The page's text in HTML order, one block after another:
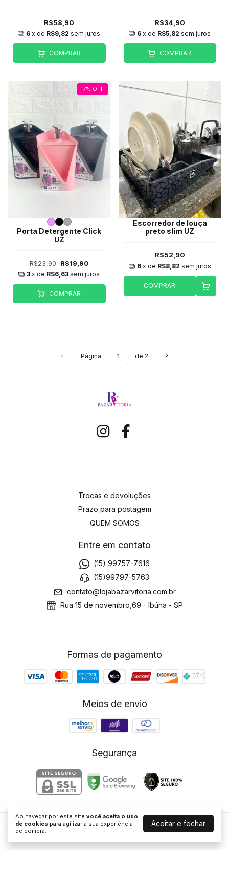
Ao navegar por este site você aceita o uso
de cookies para agilizar a sua experiência
de compra.
Aceitar e fechar
R$58,90
6 x de R$9,82 sem juros
COMPRAR
R$34,90
6 x de R$5,82 sem juros
COMPRAR
17% OFF
Porta Detergente Click
UZ
R$23,90 R$19,90
3 x de R$6,63 sem juros
COMPRAR
Escorredor de louça
preto slim UZ
R$52,90
6 x de R$8,82 sem juros
COMPRAR
Página de 2
Trocas e devoluções
Prazo para postagem
QUEM SOMOS
Entre em contato
(15) 99757-7616
(15)99797-5763
contato@lojabazarvitoria.com.br
Rua 15 de novembro,69 - Ibúna - SP
Formas de pagamento
Meios de envio
Segurança
©2026. Bazar Vitória - 10852633000181. Todos os direitos reservados.